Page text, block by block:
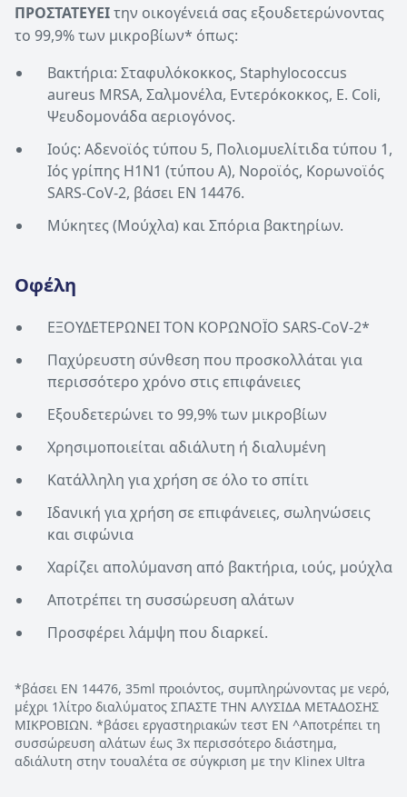
ΠΡΟΣΤΑΤΕΥΕΙτην οικογένειά σας εξουδετερώνοντας
το 99,9% των μικροβίων* όπως:
Βακτήρια: Σταφυλόκοκκος, Staphylococcus
aureus MRSA, Σαλµονέλα, Εντερόκοκκος, E. Coli,
Ψευδοµονάδα αεριογόνος.
Ιούς: Αδενοϊός τύπου 5, Πολιομυελίτιδα τύπου 1,
Ιός γρίπης Η1Ν1 (τύπου Α), Noροϊός, Κορωνοϊός
SARS-CoV-2, βάσει EN 14476.
Μύκητες (Μούχλα) και Σπόρια βακτηρίων.
Οφέλη
ΕΞΟΥΔΕΤΕΡΩΝΕΙ ΤΟΝ ΚΟΡΩΝΟΪΟ SARS-CoV-2*
Παχύρευστη σύνθεση που προσκολλάται για
περισσότερο χρόνο στις επιφάνειες
Εξουδετερώνει το 99,9% των μικροβίων
Χρησιμοποιείται αδιάλυτη ή διαλυμένη
Κατάλληλη για χρήση σε όλο το σπίτι
Ιδανική για χρήση σε επιφάνειες, σωληνώσεις
και σιφώνια
Χαρίζει απολύμανση από βακτήρια, ιούς, μούχλα
Αποτρέπει τη συσσώρευση αλάτων
Προσφέρει λάμψη που διαρκεί.
*βάσει EN 14476, 35ml προιόντος, συμπληρώνοντας με νερό,
μέχρι 1λίτρο διαλύματος ΣΠΑΣΤΕ ΤΗΝ ΑΛΥΣΙΔΑ ΜΕΤΑΔΟΣΗΣ
ΜΙΚΡΟΒΙΩΝ. *βάσει εργαστηριακών τεστ ΕΝ ^Αποτρέπει τη
συσσώρευση αλάτων έως 3x περισσότερο διάστηµα,
αδιάλυτη στην τουαλέτα σε σύγκριση µε την Klinex Ultra